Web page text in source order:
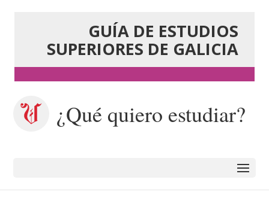
GUÍA DE ESTUDIOS
SUPERIORES DE GALICIA
¿Qué quiero estudiar?